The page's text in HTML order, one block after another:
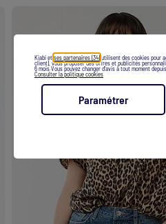
Kiabi et ses partenaires (34) utilisent des cookies pour
client), vous proposer des offres et publicités
6 mois.Vous pouvez changer d’avis à tout moment
Consulter la politique cookies
Paramétrer